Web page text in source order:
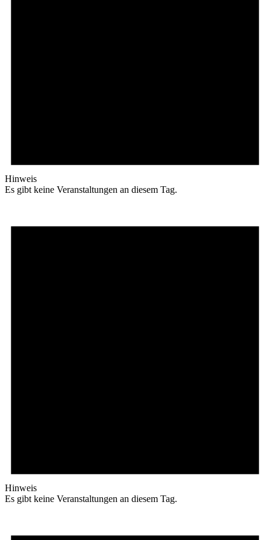
Hinweis
Es gibt keine Veranstaltungen an diesem Tag.
Hinweis
Es gibt keine Veranstaltungen an diesem Tag.